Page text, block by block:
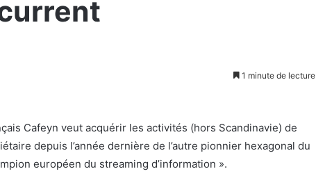
1 minute de lecture
Cafeyn veut acquérir les activités (hors Scandinavie) de
depuis l’année dernière de l’autre pionnier hexagonal du
européen du streaming d’information ».